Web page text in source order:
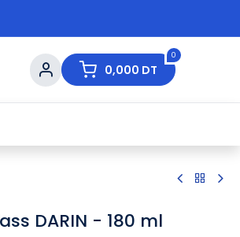
0
0,000 DT
DARIN - 180 ml